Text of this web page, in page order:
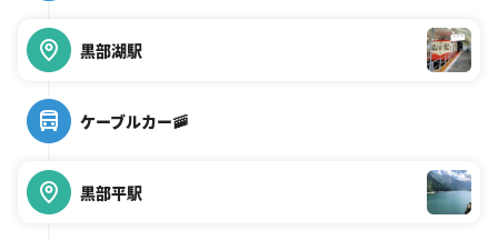
黒部湖駅
ケーブルカー🚠
黒部平駅